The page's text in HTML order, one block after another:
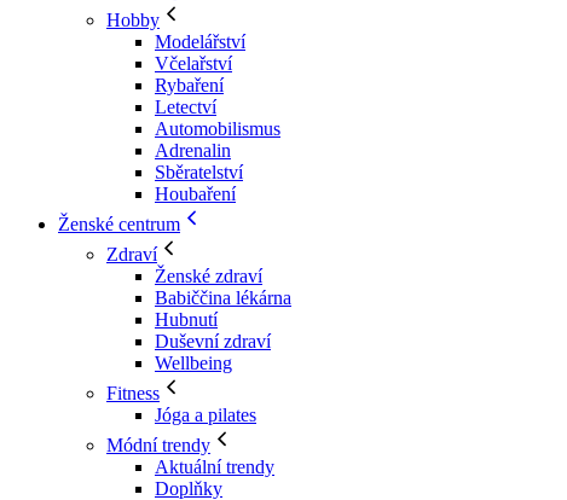
Hobby
Modelářství
Včelařství
Rybaření
Letectví
Automobilismus
Adrenalin
Sběratelství
Houbaření
Ženské centrum
Zdraví
Ženské zdraví
Babiččina lékárna
Hubnutí
Duševní zdraví
Wellbeing
Fitness
Jóga a pilates
Módní trendy
Aktuální trendy
Doplňky